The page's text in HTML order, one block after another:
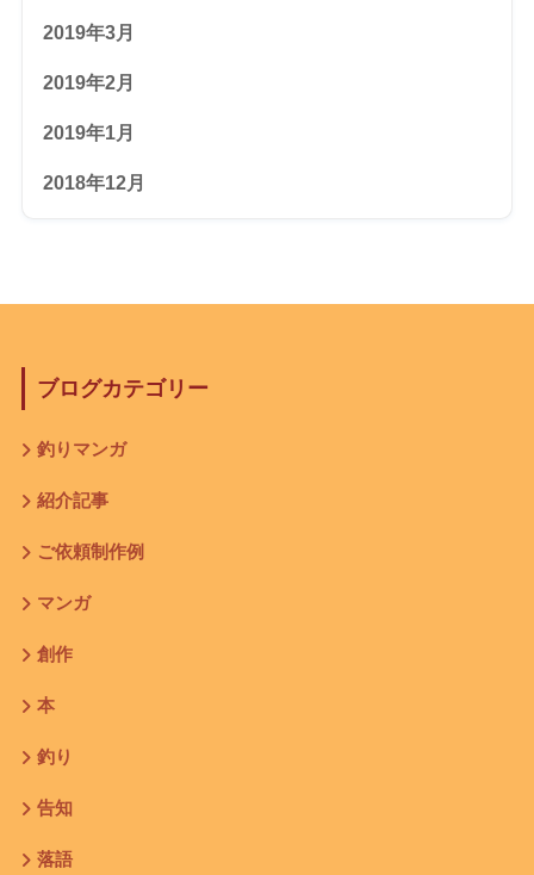
2019年3月
2019年2月
2019年1月
2018年12月
ブログカテゴリー
釣りマンガ
紹介記事
ご依頼制作例
マンガ
創作
本
釣り
告知
落語